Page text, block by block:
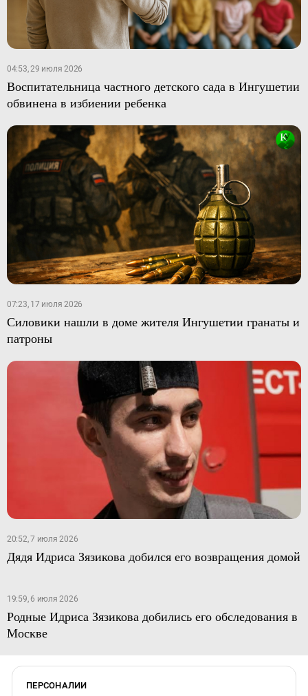
04:53, 29 июля 2026
Воспитательница частного детского сада в Ингушетии
обвинена в избиении ребенка
07:23, 17 июля 2026
Силовики нашли в доме жителя Ингушетии гранаты и
патроны
20:52, 7 июля 2026
Дядя Идриса Зязикова добился его возвращения домой
19:59, 6 июля 2026
Родные Идриса Зязикова добились его обследования в
Москве
ПЕРСОНАЛИИ